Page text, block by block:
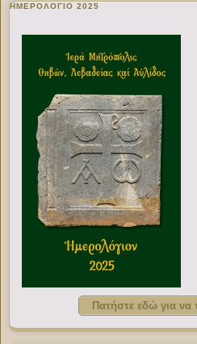
ΗΜΕΡΟΛΟΓΙΟ 2025
Πατήστε εδώ για να